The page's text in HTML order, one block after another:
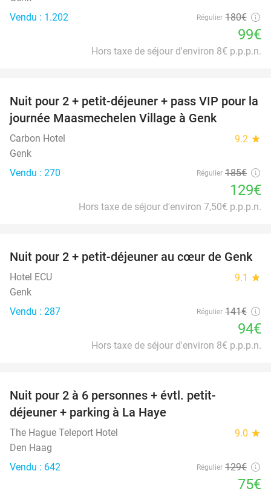
Vendu : 1.202
Régulier 180€
99€
Hors taxe de séjour d'environ 8€ p.p.p.n.
30%
Nuit pour 2 + petit-déjeuner + pass VIP pour la
journée Maasmechelen Village à Genk
Carbon Hotel 9.2 star
Genk
Vendu : 270
Régulier 185€
129€
Hors taxe de séjour d'environ 7,50€ p.p.p.n.
33%
Nuit pour 2 + petit-déjeuner au cœur de Genk
Hotel ECU 9.1 star
Genk
Vendu : 287
Régulier 141€
94€
Hors taxe de séjour d'environ 8€ p.p.p.n.
Nuit pour 2 à 6 personnes + évtl. petit-
déjeuner + parking à La Haye
The Hague Teleport Hotel 9.0 star
Den Haag
Vendu : 642
Régulier 129€
75€